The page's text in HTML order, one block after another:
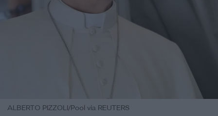
ALBERTO PIZZOLI/Pool via REUTERS